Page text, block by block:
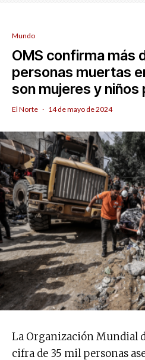
Mundo
OMS confirma más
personas muertas
son mujeres y niños
El Norte · 14 de mayo de 2024
La Organización Mundial
cifra de 35 mil personas